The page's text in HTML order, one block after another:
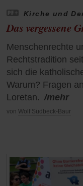
Kirche und
Das vergessene
Menschenrechte
Rechtstradition
sich die
Warum? Fragen
Loretan. /mehr
von Wolf Südbeck-Baur